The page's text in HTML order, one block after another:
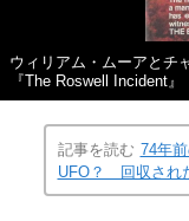
ウィリアム・ムーアとチ
『The Roswell Incident』
記事を読む 74年
UFO？ 回収され